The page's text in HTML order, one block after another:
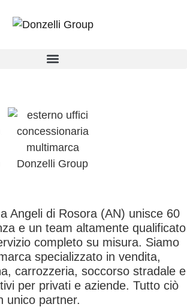
Angeli di Rosora (AN) unisce 60
e un team altamente qualificato
completo su misura. Siamo
specializzato in vendita,
carrozzeria, soccorso stradale e
per privati e aziende. Tutto ciò
unico partner.